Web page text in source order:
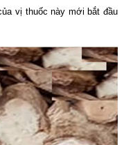
vị thuốc này mới bắt đầu